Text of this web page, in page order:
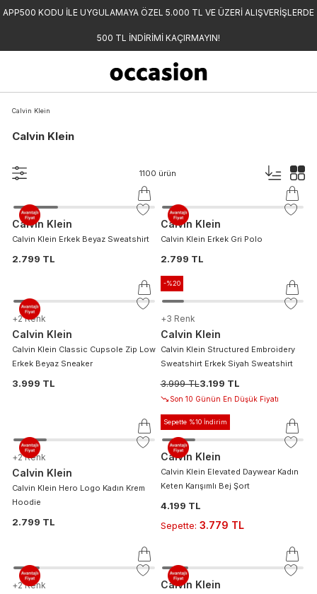
APP500 KODU İLE UYGULAMAYA ÖZEL 5.000 TL VE ÜZERİ ALIŞVERİŞLERDE
500 TL İNDİRİMİ KAÇIRMAYIN!
Calvin Klein
Calvin Klein
1100 ürün
Calvin Klein
Calvin Klein Erkek Beyaz Sweatshirt
2.799 TL
Calvin Klein
Calvin Klein Erkek Gri Polo
2.799 TL
+2 Renk
Calvin Klein
Calvin Klein Classic Cupsole Zip Low
Erkek Beyaz Sneaker
3.999 TL
-%20
+3 Renk
Calvin Klein
Calvin Klein Structured Embroidery
Sweatshirt Erkek Siyah Sweatshirt
3.999 TL3.199 TL
Son 10 Günün En Düşük Fiyatı
+2 Renk
Calvin Klein
Calvin Klein Hero Logo Kadın Krem
Hoodie
2.799 TL
Sepette %10 İndirim
Calvin Klein
Calvin Klein Elevated Daywear Kadın
Keten Karışımlı Bej Şort
4.199 TL
Sepette: 3.779 TL
+2 Renk Calvin Klein